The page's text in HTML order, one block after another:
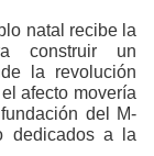
natal recibe la
construir un
la revolución
afecto movería
del M-
dedicados a la